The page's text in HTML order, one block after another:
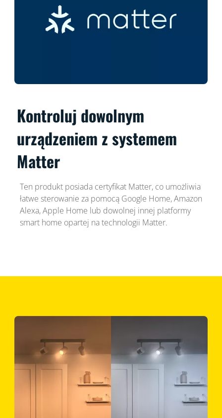
Kontroluj dowolnym
urządzeniem z systemem
Matter
Ten produkt posiada certyfikat Matter, co umożliwia
łatwe sterowanie za pomocą Google Home, Amazon
Alexa, Apple Home lub dowolnej innej platformy
smart home opartej na technologii Matter.